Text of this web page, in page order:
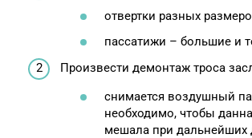
отвертки разных
пассатижи – большие и
Произвести демонтаж троса
снимается воздушный
необходимо, чтобы
мешала при дальнейших